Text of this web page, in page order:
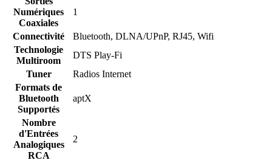
Numériques
Coaxiales
1
Connectivité
Bluetooth, DLNA/UPnP, RJ45, Wifi
Technologie
Multiroom
DTS Play-Fi
Tuner
Radios Internet
Formats de
Bluetooth
Supportés
aptX
Nombre
d'Entrées
Analogiques
RCA
2